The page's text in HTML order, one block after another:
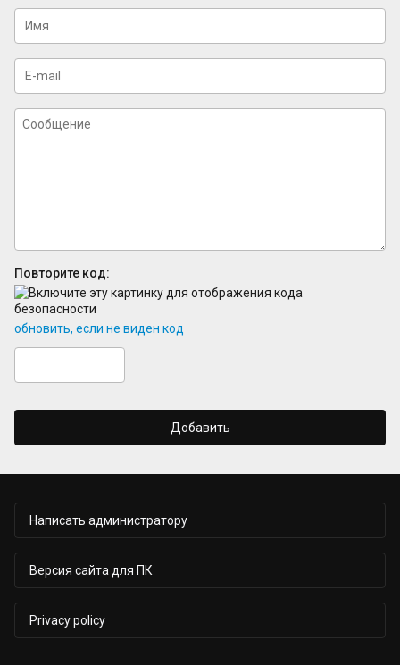
Повторите код:
обновить, если не виден код
Добавить
Написать администратору
Версия сайта для ПК
Privacy policy